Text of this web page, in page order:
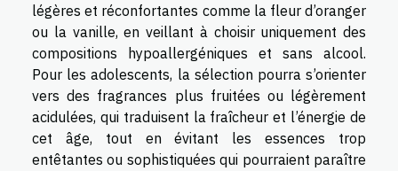
légères et réconfortantes comme la fleur d’oranger
ou la vanille, en veillant à choisir uniquement des
compositions hypoallergéniques et sans alcool.
Pour les adolescents, la sélection pourra s’orienter
vers des fragrances plus fruitées ou légèrement
acidulées, qui traduisent la fraîcheur et l’énergie de
cet âge, tout en évitant les essences trop
entêtantes ou sophistiquées qui pourraient paraître